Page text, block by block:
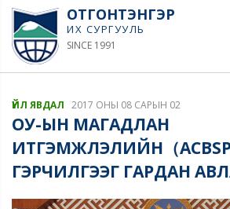
ОТГОНТЭНГЭР
ИХ СУРГУУЛЬ
SINCE 1991
ҮЙЛ ЯВДАЛ 2017 ОНЫ 08 САРЫН 02
ОУ-ЫН МАГАДЛАН
ИТГЭМЖЛЭЛИЙН（
ГЭРЧИЛГЭЭГ ГАРДАН